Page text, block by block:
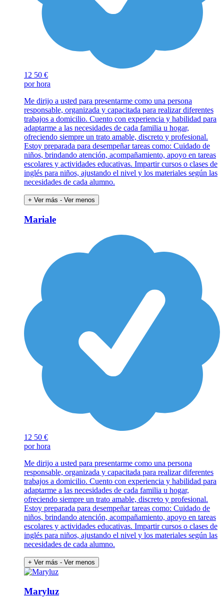
12 50 €
por hora
Me dirijo a usted para presentarme como una persona
responsable, organizada y capacitada para realizar diferentes
trabajos a domicilio. Cuento con experiencia y habilidad para
adaptarme a las necesidades de cada familia u hogar,
ofreciendo siempre un trato amable, discreto y profesional.
Estoy preparada para desempeñar tareas como: Cuidado de
niños, brindando atención, acompañamiento, apoyo en tareas
escolares y actividades educativas. Impartir cursos o clases de
inglés para niños, ajustando el nivel y los materiales según las
necesidades de cada alumno.
+ Ver más - Ver menos
Mariale
12 50 €
por hora
Me dirijo a usted para presentarme como una persona
responsable, organizada y capacitada para realizar diferentes
trabajos a domicilio. Cuento con experiencia y habilidad para
adaptarme a las necesidades de cada familia u hogar,
ofreciendo siempre un trato amable, discreto y profesional.
Estoy preparada para desempeñar tareas como: Cuidado de
niños, brindando atención, acompañamiento, apoyo en tareas
escolares y actividades educativas. Impartir cursos o clases de
inglés para niños, ajustando el nivel y los materiales según las
necesidades de cada alumno.
+ Ver más - Ver menos
Maryluz